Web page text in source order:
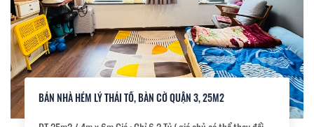
BÁN NHÀ HẺM LÝ THÁI TỔ, BÀN CỜ QUẬN 3, 25M2